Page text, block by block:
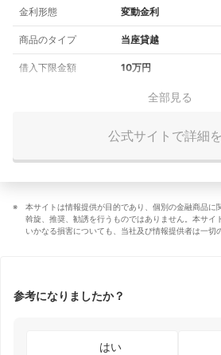
金利形態 変動金利
商品のタイプ 当座貸越
借入下限金額 10万円
全部見る
公式サイトで詳細
本サイトは情報提供が目的であり、個別の金融商品に
斡旋、推奨、勧誘を行うものではありません。本サイ
いかなる損害についても、当社及び情報提供者は一切
参考になりましたか？
はい